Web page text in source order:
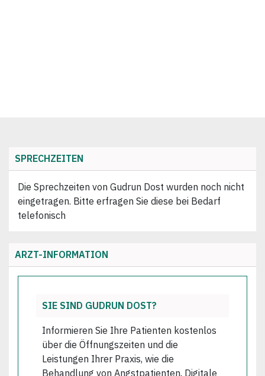
SPRECHZEITEN
Die Sprechzeiten von Gudrun Dost wurden noch nicht
eingetragen. Bitte erfragen Sie diese bei Bedarf
telefonisch
ARZT-INFORMATION
SIE SIND GUDRUN DOST?
Informieren Sie Ihre Patienten kostenlos
über die Öffnungszeiten und die
Leistungen Ihrer Praxis, wie die
Behandlung von Angstpatienten, Digitale